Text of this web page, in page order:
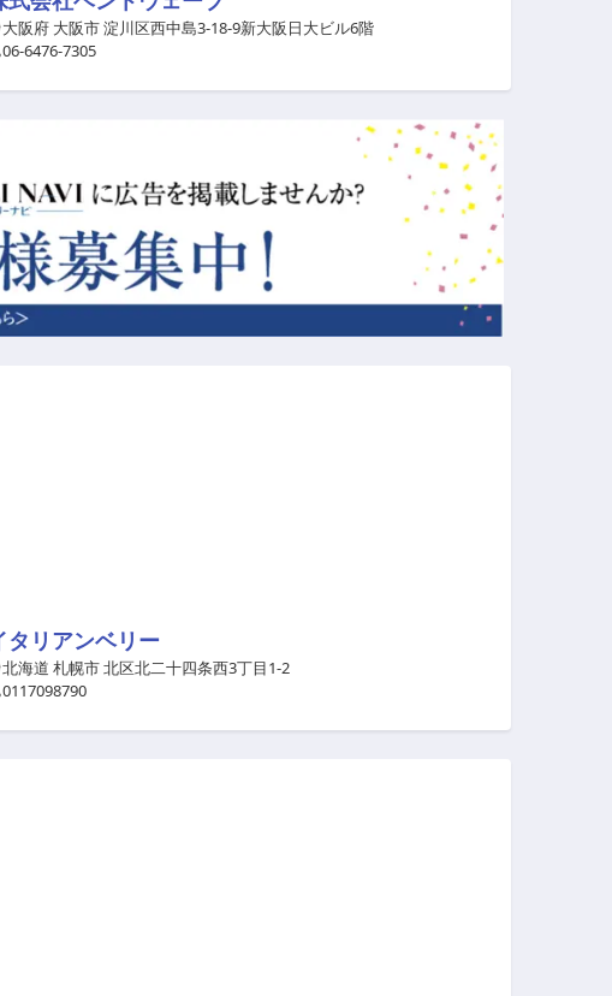
大阪府 大阪市 淀川区西中島3-18-9新大阪日大ビル6階
06-6476-7305
タリアンベリー
北海道 札幌市 北区北二十四条西3丁目1-2
0117098790